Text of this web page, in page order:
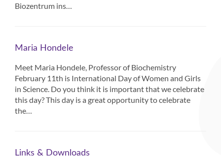
Biozentrum ins…
Maria Hondele
Meet Maria Hondele, Professor of Biochemistry
February 11th is International Day of Women and Girls
in Science. Do you think it is important that we celebrate
this day? This day is a great opportunity to celebrate
the…
Links & Downloads